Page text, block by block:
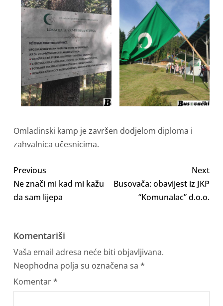
Omladinski kamp je završen dodjelom diploma i
zahvalnica učesnicima.
Previous
Ne znači mi kad mi kažu
da sam lijepa
Next
Busovača: obavijest iz JKP
“Komunalac” d.o.o.
Komentariši
Vaša email adresa neće biti objavljivana.
Neophodna polja su označena sa *
Komentar*